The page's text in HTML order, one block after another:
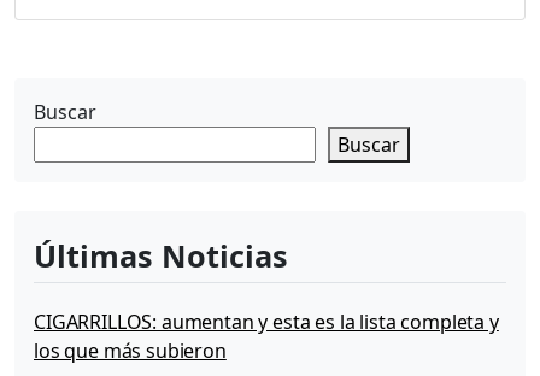
Buscar
Buscar
Últimas Noticias
CIGARRILLOS: aumentan y esta es la lista completa y
los que más subieron